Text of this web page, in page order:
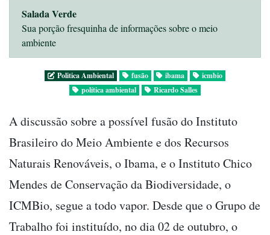
Salada Verde
Sua porção fresquinha de informações sobre o meio
ambiente
Politica Ambiental fusão ibama
icmbio
política ambiental
Ricardo Salles
A discussão sobre a possível fusão do Instituto
Brasileiro do Meio Ambiente e dos Recursos
Naturais Renováveis, o Ibama, e o Instituto Chico
Mendes de Conservação da Biodiversidade, o
ICMBio, segue a todo vapor. Desde que o Grupo de
Trabalho foi instituído, no dia 02 de outubro, o